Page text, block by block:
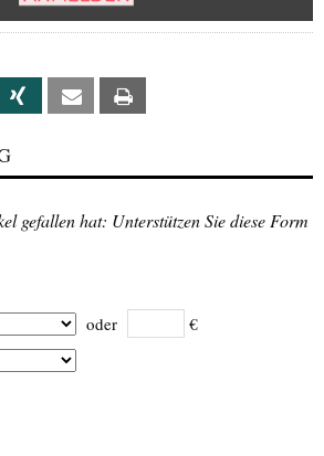
Xing Email
gefallen hat: Unterstützen Sie diese Form
oder €